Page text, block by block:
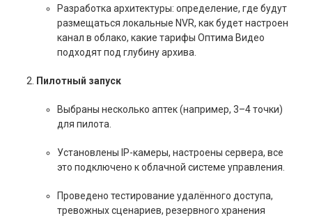
Разработка архитектуры: определение, где будут
размещаться локальные NVR, как будет настроен
канал в облако, какие тарифы Оптима Видео
подходят под глубину архива.
Пилотный запуск
Выбраны несколько аптек (например, 3–4 точки)
для пилота.
Установлены IP-камеры, настроены сервера, все
это подключено к облачной системе управления.
Проведено тестирование удалённого доступа,
тревожных сценариев, резервного хранения